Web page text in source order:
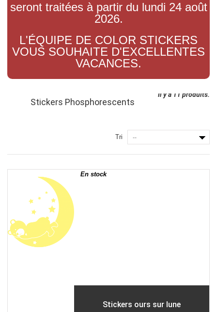
seront traitées à partir du lundi 24 août
2026.
L'ÉQUIPE DE COLOR STICKERS
VOUS SOUHAITE D'EXCELLENTES
VACANCES.
Stickers Phosphorescents
Il y a 11 produits.
Tri --
En stock
Stickers ours sur lune